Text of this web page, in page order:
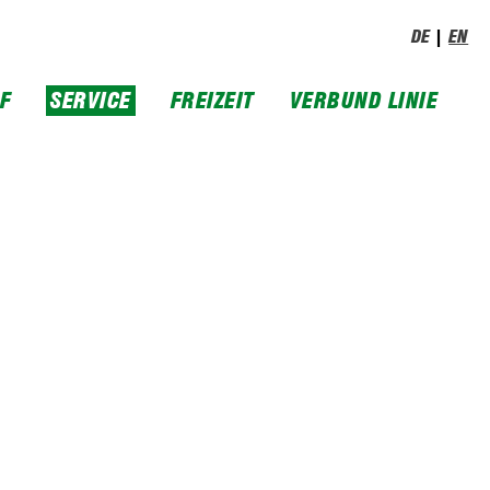
DE EN
SERVICE FREIZEIT VERBUND LINIE